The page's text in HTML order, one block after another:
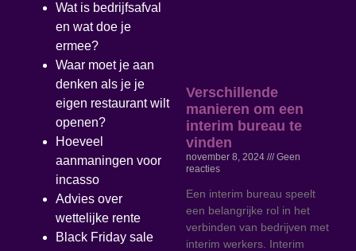
Wat is bedrijfsafval
en wat doe je
ermee?
Waar moet je aan
denken als je je
eigen restaurant wilt
openen?
Hoeveel
aanmaningen voor
incasso
Advies over
wettelijke rente
Black Friday sale
Verschillende
manieren om een
interim bureau te
vinden
november 8, 2024
Geen
reacties
Een interim bureau speelt
een belangrijke rol in het
verbinden van bedrijven met
interim werkers. Interim